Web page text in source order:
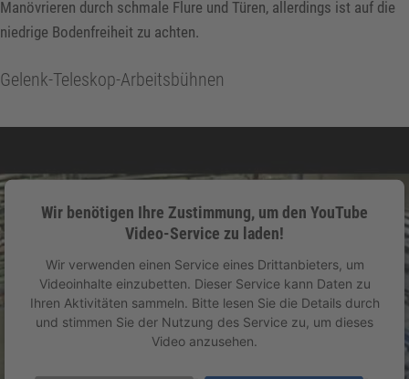
Manövrieren durch schmale Flure und Türen, allerdings ist auf die
niedrige Bodenfreiheit zu achten.
Gelenk-Teleskop-Arbeitsbühnen
Wir benötigen Ihre Zustimmung, um den YouTube
Video-Service zu laden!
Wir verwenden einen Service eines Drittanbieters, um
Videoinhalte einzubetten. Dieser Service kann Daten zu
Ihren Aktivitäten sammeln. Bitte lesen Sie die Details durch
und stimmen Sie der Nutzung des Service zu, um dieses
Video anzusehen.